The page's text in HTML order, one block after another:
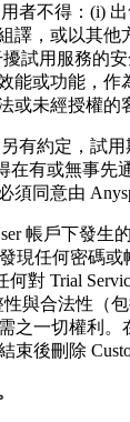
者不得：(i)
譯，或以其
試用服務的
能或功能，
或未經授權的
有約定，試
在有或無事
同意由
帳戶下發生
現任何密碼或
何對 Trial
性與合法性（
需之一切權利
束後刪除